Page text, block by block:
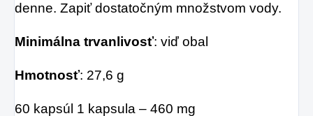
denne. Zapiť dostatočným množstvom vody.
Minimálna trvanlivosť: viď obal
Hmotnosť: 27,6 g
60 kapsúl 1 kapsula – 460 mg